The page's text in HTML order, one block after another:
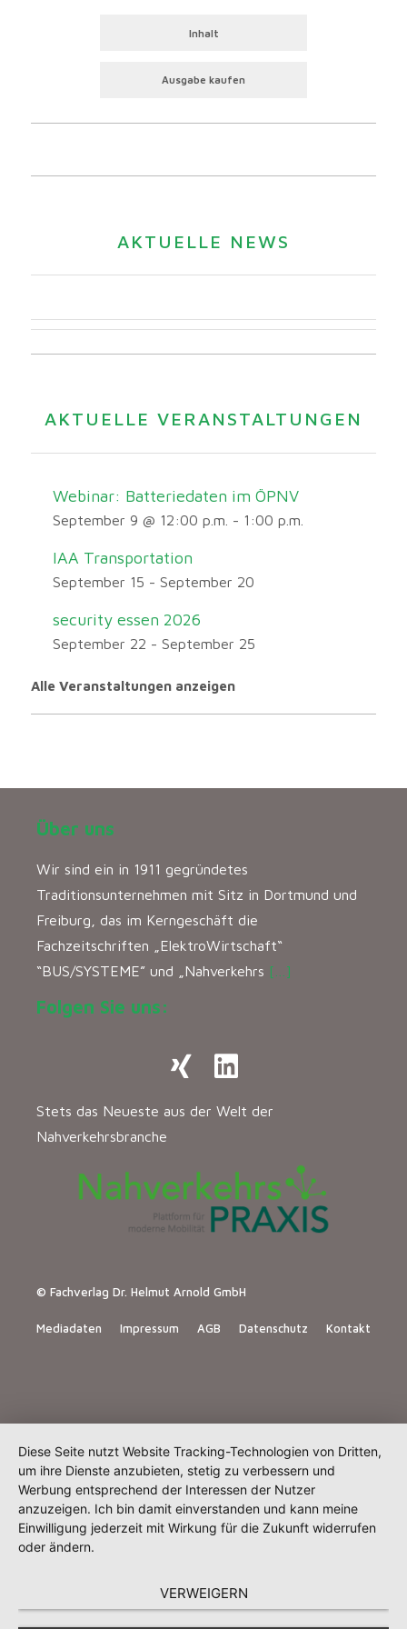
Inhalt
Ausgabe kaufen
AKTUELLE NEWS
AKTUELLE VERANSTALTUNGEN
Webinar: Batteriedaten im ÖPNV
September 9 @ 12:00 p.m. - 1:00 p.m.
IAA Transportation
September 15 - September 20
security essen 2026
September 22 - September 25
Alle Veranstaltungen anzeigen
Über uns
Wir sind ein in 1911 gegründetes
Traditionsunternehmen mit Sitz in Dortmund und
Freiburg, das im Kerngeschäft die
Fachzeitschriften „ElektroWirtschaft“
“BUS/SYSTEME” und „Nahverkehrs […]
Folgen Sie uns:
Stets das Neueste aus der Welt der
Nahverkehrsbranche
© Fachverlag Dr. Helmut Arnold GmbH
Mediadaten Impressum AGB Datenschutz Kontakt
Diese Seite nutzt Website Tracking-Technologien von Dritten,
um ihre Dienste anzubieten, stetig zu verbessern und
Werbung entsprechend der Interessen der Nutzer
anzuzeigen. Ich bin damit einverstanden und kann meine
Einwilligung jederzeit mit Wirkung für die Zukunft widerrufen
oder ändern.
VERWEIGERN